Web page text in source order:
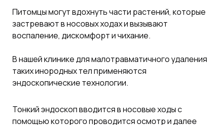
Питомцы могут вдохнуть части растений, которые
застревают в носовых ходах и вызывают
воспаление, дискомфорт и чихание.
В нашей клинике для малотравматичного удаления
таких инородных тел применяются
эндоскопические технологии.
Тонкий эндоскоп вводится в носовые ходы с
помощью которого проводится осмотр и далее